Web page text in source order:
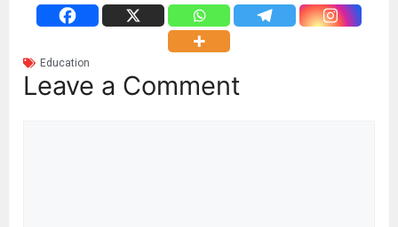
Education
Leave a Comment